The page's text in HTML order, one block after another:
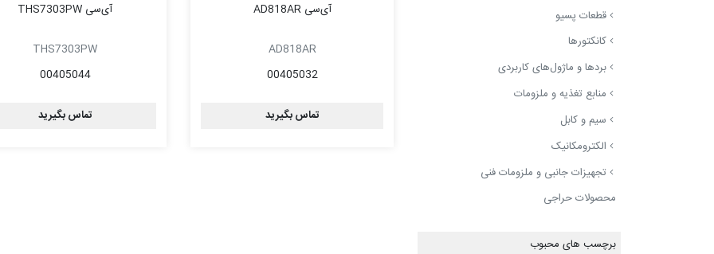
قطعات پسیو
کانکتورها
بردها و ماژول‌های کاربردی
منابع تغذیه و ملزومات
سیم و کابل
الکترومکانیک
تجهیزات جانبی و ملزومات فنی
محصولات حراجی
برچسب های محبوب
آی‌سی AD818AR
AD818AR
00405032
تماس بگیرید
آی‌سی THS7303PW
THS7303PW
00405044
تماس بگیرید